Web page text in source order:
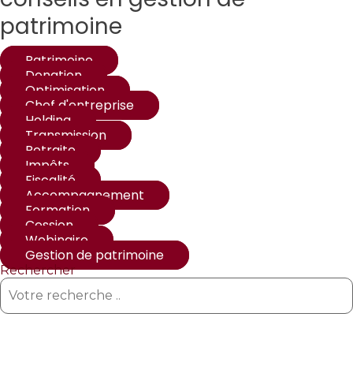
patrimoine
Patrimoine
Donation
Optimisation
Chef d'entreprise
Holding
Transmission
Retraite
Impôts
Fiscalité
Accompagnement
Formation
Cession
Webinaire
Gestion de patrimoine
Rechercher